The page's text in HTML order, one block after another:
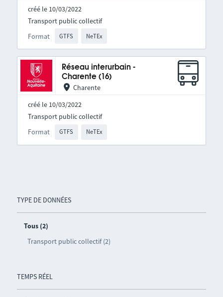
TYPE DE DONNÉES
Tous (2)
Transport public collectif (2)
TEMPS RÉEL
créé le 10/03/2022
Format GTFS NeTEx
Transport public collectif
Réseau interurbain -
Charente (16)
Charente
créé le 10/03/2022
Format GTFS NeTEx
Transport public collectif